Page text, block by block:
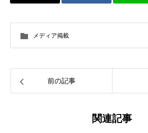
メディア掲載
前の記事
関連記事